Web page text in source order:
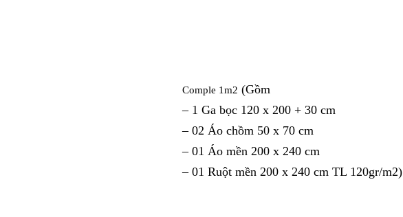
Comple 1m2 (Gồm
– 1 Ga bọc 120 x 200 + 30 cm
– 02 Áo chồm 50 x 70 cm
– 01 Áo mền 200 x 240 cm
– 01 Ruột mền 200 x 240 cm TL 120gr/m2)